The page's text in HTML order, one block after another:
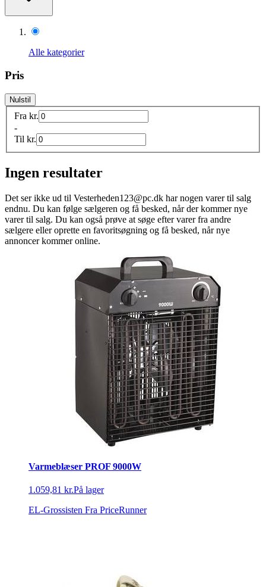
Alle kategorier
Pris
Nulstil
Fra kr.
-
Til kr.
Ingen resultater
Det ser ikke ud til Vesterheden123@pc.dk har nogen varer til salg
endnu. Du kan følge sælgeren og få besked, når der kommer nye
varer til salg. Du kan også prøve at søge efter varer fra andre
sælgere eller oprette en favoritsøgning og få besked, når nye
annoncer kommer online.
Varmeblæser PROF 9000W
1.059,81 kr.På lager
EL-Grossisten Fra PriceRunner